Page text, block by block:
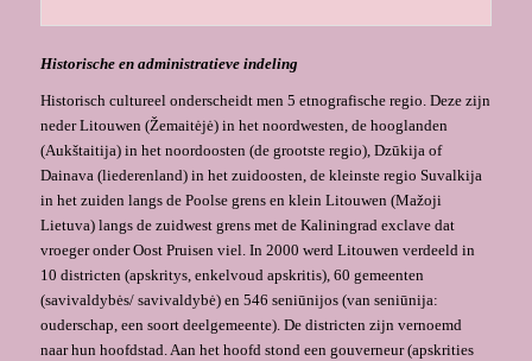
Historische en administratieve indeling
Historisch cultureel onderscheidt men 5 etnografische regio. Deze zijn
neder Litouwen (Žemaitėjė) in het noordwesten, de hooglanden
(Aukštaitija) in het noordoosten (de grootste regio), Dzūkija of
Dainava (liederenland) in het zuidoosten, de kleinste regio Suvalkija
in het zuiden langs de Poolse grens en klein Litouwen (Mažoji
Lietuva) langs de zuidwest grens met de Kaliningrad exclave dat
vroeger onder Oost Pruisen viel. In 2000 werd Litouwen verdeeld in
10 districten (apskritys, enkelvoud apskritis), 60 gemeenten
(savivaldybės/ savivaldybė) en 546 seniūnijos (van seniūnija:
ouderschap, een soort deelgemeente). De districten zijn vernoemd
naar hun hoofdstad. Aan het hoofd stond een gouverneur (apskrities